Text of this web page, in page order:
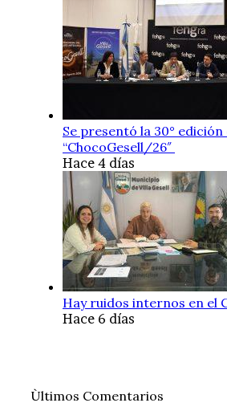
Se presentó la 30° edición
“ChocoGesell/26″
Hace 4 días
Hay ruidos internos en el
Hace 6 días
Ùltimos Comentarios